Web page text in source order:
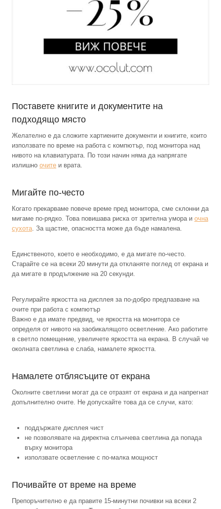
Поставете книгите и документите на
подходящо място
Желателно е да сложите хартиените документи и книгите, които
използвате по време на работа с компютър, под монитора над
нивото на клавиатурата. По този начин няма да напрягате
излишно очите и врата.
Мигайте по-често
Когато прекарваме повече време пред монитора, сме склонни да
мигаме по-рядко. Това повишава риска от зрителна умора и очна
сухота . За щастие, опасността може да бъде намалена.
Единственото, което е необходимо, е да мигате по-често.
Старайте се на всеки 20 минути да откланяте поглед от екрана и
да мигате в продължение на 20 секунди.
Регулирайте яркостта на дисплея за по-добро предпазване на
очите при работа с компютър
Важно е да имате предвид, че яркостта на монитора се
определя от нивото на заобикалящото осветление. Ако работите
в светло помещение, увеличете яркостта на екрана. В случай че
околната светлина е слаба, намалете яркостта.
Намалете отблясъците от екрана
Околните светлини могат да се отразят от екрана и да напрегнат
допълнително очите. Не допускайте това да се случи, като:
поддържате дисплея чист
не позволявате на директна слънчева светлина да попада
върху монитора
използвате осветление с по-малка мощност
Почивайте от време на време
Препоръчително е да правите 15-минутни почивки на всеки 2